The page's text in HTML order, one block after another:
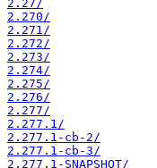
2.27/
2.270/
2.271/
2.272/
2.273/
2.274/
2.275/
2.276/
2.277/
2.277.1/
2.277.1-cb-2/
2.277.1-cb-3/
2.277.1-SNAPSHOT/